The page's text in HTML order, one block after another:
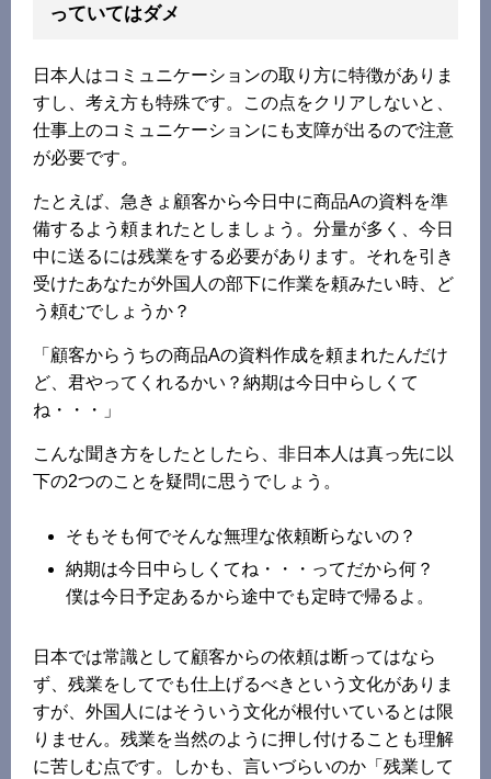
っていてはダメ
日本人はコミュニケーションの取り方に特徴がありま
すし、考え方も特殊です。この点をクリアしないと、
仕事上のコミュニケーションにも支障が出るので注意
が必要です。
たとえば、急きょ顧客から今日中に商品Aの資料を準
備するよう頼まれたとしましょう。分量が多く、今日
中に送るには残業をする必要があります。それを引き
受けたあなたが外国人の部下に作業を頼みたい時、ど
う頼むでしょうか？
「顧客からうちの商品Aの資料作成を頼まれたんだけ
ど、君やってくれるかい？納期は今日中らしくて
ね・・・」
こんな聞き方をしたとしたら、非日本人は真っ先に以
下の2つのことを疑問に思うでしょう。
そもそも何でそんな無理な依頼断らないの？
納期は今日中らしくてね・・・ってだから何？
僕は今日予定あるから途中でも定時で帰るよ。
日本では常識として顧客からの依頼は断ってはなら
ず、残業をしてでも仕上げるべきという文化がありま
すが、外国人にはそういう文化が根付いているとは限
りません。残業を当然のように押し付けることも理解
に苦しむ点です。しかも、言いづらいのか「残業して